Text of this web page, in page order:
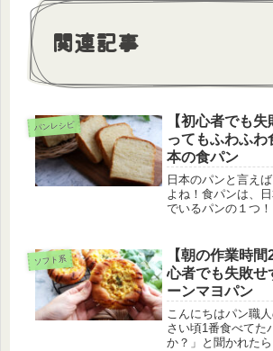
関連記事
パンレシピ
【初心者でも
ってもふわふわ
本の食パン
日本のパンと言え
よね！食パンは、
でいるパンの１つ
使う人。そしてそ
たりと、色々な食
が...
ソフト系
【朝の作業時
心者でも失敗せ
ーンマヨパン
こんにちはパン職
さい頃1番食べてた
か？」と聞かれた